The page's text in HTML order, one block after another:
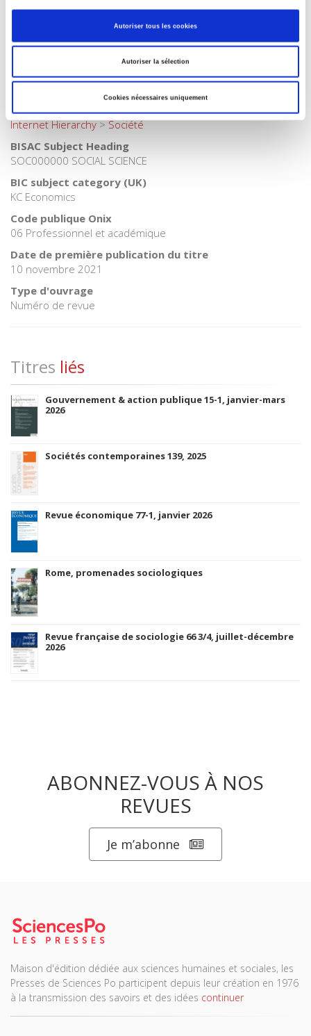
Autoriser tous les cookies
Autoriser la sélection
Cookies nécessaires uniquement
Internet Hierarchy
Catégorie (éditeur)
Catégorie (éditeur)
Internet Hierarchy>Société
BISAC Subject Heading
SOC000000 SOCIAL SCIENCE
BIC subject category (UK)
KC Economics
Code publique Onix
06 Professionnel et académique
Date de première publication du titre
10 novembre 2021
Type d'ouvrage
Numéro de revue
Titres liés
Gouvernement & action publique 15-1, janvier-mars
2026
Sociétés contemporaines 139, 2025
Revue économique 77-1, janvier 2026
Rome, promenades sociologiques
Revue française de sociologie 66 3/4, juillet-décembre
2026
ABONNEZ-VOUS À NOS
REVUES
Je m’abonne
Maison d'édition dédiée aux sciences humaines et sociales, les
Presses de Sciences Po participent depuis leur création en 1976
à la transmission des savoirs et des idées continuer